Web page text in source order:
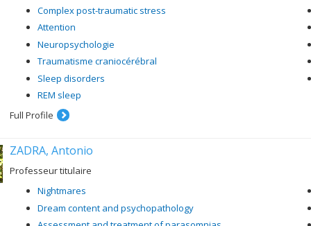
Complex post-traumatic stress
Attention
Neuropsychologie
Traumatisme craniocérébral
Sleep disorders
REM sleep
Full Profile
ZADRA, Antonio
Professeur titulaire
Nightmares
Dream content and psychopathology